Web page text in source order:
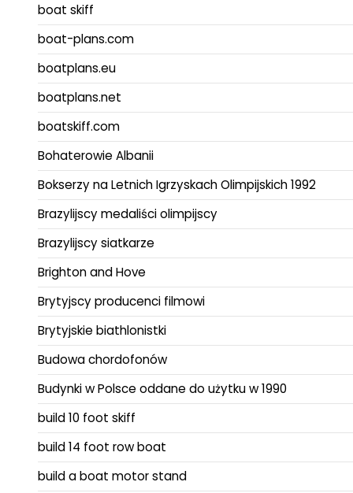
boat skiff
boat-plans.com
boatplans.eu
boatplans.net
boatskiff.com
Bohaterowie Albanii
Bokserzy na Letnich Igrzyskach Olimpijskich 1992
Brazylijscy medaliści olimpijscy
Brazylijscy siatkarze
Brighton and Hove
Brytyjscy producenci filmowi
Brytyjskie biathlonistki
Budowa chordofonów
Budynki w Polsce oddane do użytku w 1990
build 10 foot skiff
build 14 foot row boat
build a boat motor stand